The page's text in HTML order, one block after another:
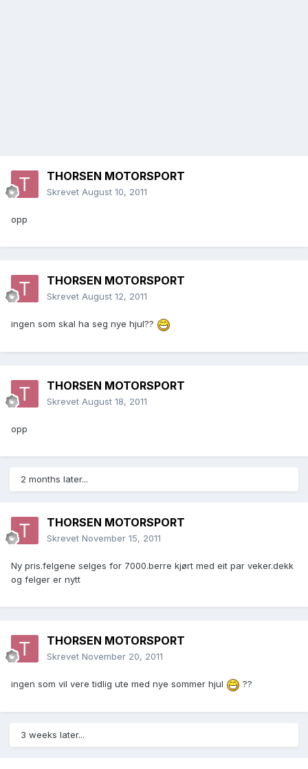
THORSEN MOTORSPORT
Skrevet August 10, 2011
opp
THORSEN MOTORSPORT
Skrevet August 12, 2011
ingen som skal ha seg nye hjul??
THORSEN MOTORSPORT
Skrevet August 18, 2011
opp
2 months later...
THORSEN MOTORSPORT
Skrevet November 15, 2011
Ny pris.felgene selges for 7000.berre kjørt med eit par veker.dekk
og felger er nytt
THORSEN MOTORSPORT
Skrevet November 20, 2011
ingen som vil vere tidlig ute med nye sommer hjul ??
3 weeks later...